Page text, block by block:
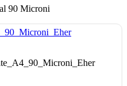
90 Microni